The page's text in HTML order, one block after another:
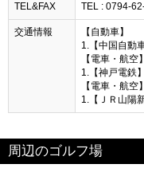
TEL&FAX TEL : 0794-
交通情報
【自動車】
1.【中国自動
【電車・航空】
1.【神戸電鉄
【電車・航空】
1.【ＪＲ山陽
周辺のゴルフ場